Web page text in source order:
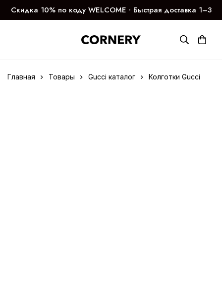
Скидка 10% по коду WELCOME ∙ Быстрая доставка 1–3
дня
Главная Товары Gucci каталог Колготки Gucci